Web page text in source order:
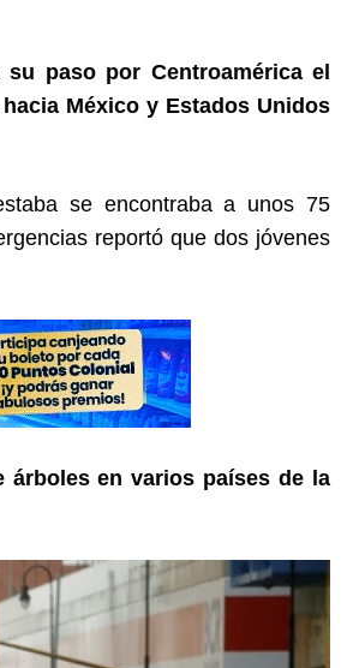
paso por Centroamérica el
México y Estados Unidos
se encontraba a unos 75
reportó que dos jóvenes
en varios países de la